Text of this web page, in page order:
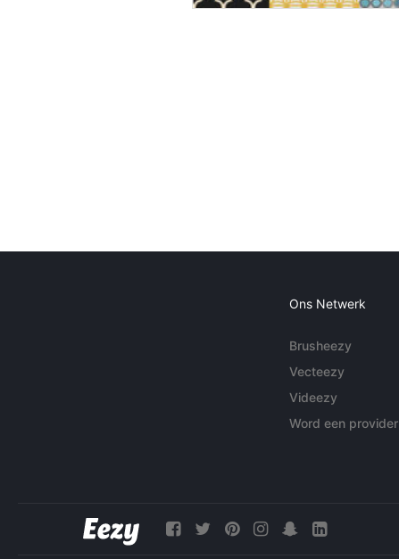
Ons Netwerk
Brusheezy
Vecteezy
Videezy
Word een provider